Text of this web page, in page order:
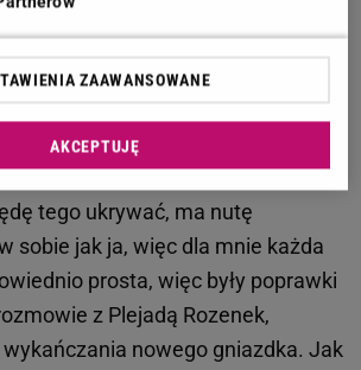
pokazała kuchnię w ogrodzie.
rollercoaster, ale u nas już jest
naprawdę nigdy już więcej nie
Jeszcze wyobraź sobie
tego ukrywać, ma nutę
sobie jak ja, więc dla mnie każda
prosta, więc były poprawki
z Plejadą Rozenek,
nowego gniazdka. Jak
ZAAWANSOWANE
AKCEPTUJĘ